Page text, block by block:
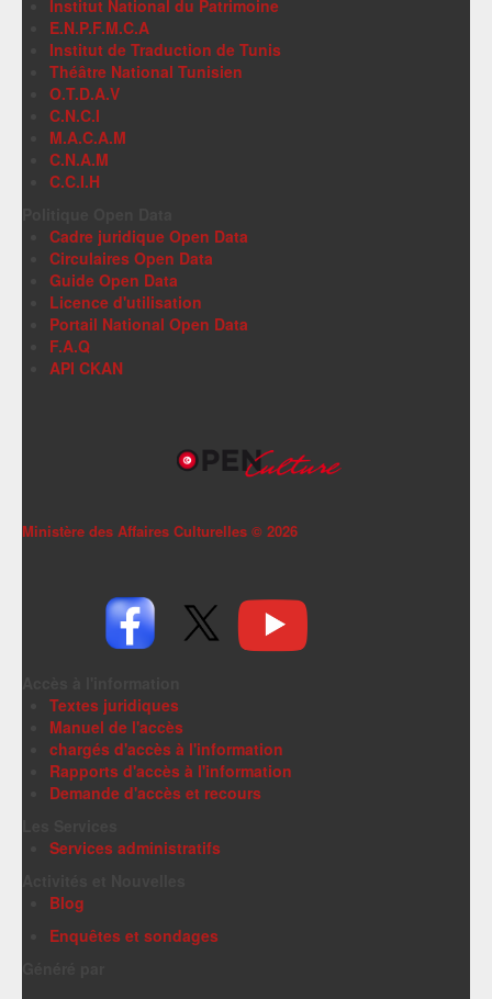
Institut National du Patrimoine
E.N.P.F.M.C.A
Institut de Traduction de Tunis
Théâtre National Tunisien
O.T.D.A.V
C.N.C.I
M.A.C.A.M
C.N.A.M
C.C.I.H
Cadre juridique Open Data
Circulaires Open Data
Guide Open Data
Licence d'utilisation
Portail National Open Data
F.A.Q
API CKAN
Ministère des Affaires Culturelles © 2026
Textes juridiques
Manuel de l'accès
chargés d'accès à l'information
Rapports d'accès à l'information
Demande d'accès et recours
Services administratifs
Blog
Enquêtes et sondages